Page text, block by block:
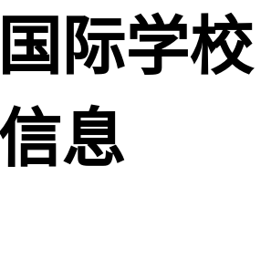
际学校
息